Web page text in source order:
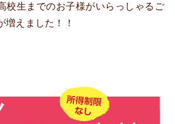
校生までのお子様がいらっしゃるご
増えました！！